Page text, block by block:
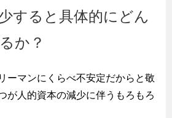
すると具体的にどん
か？
ーマンにくらべ不安定だからと敬
が人的資本の減少に伴うもろもろ